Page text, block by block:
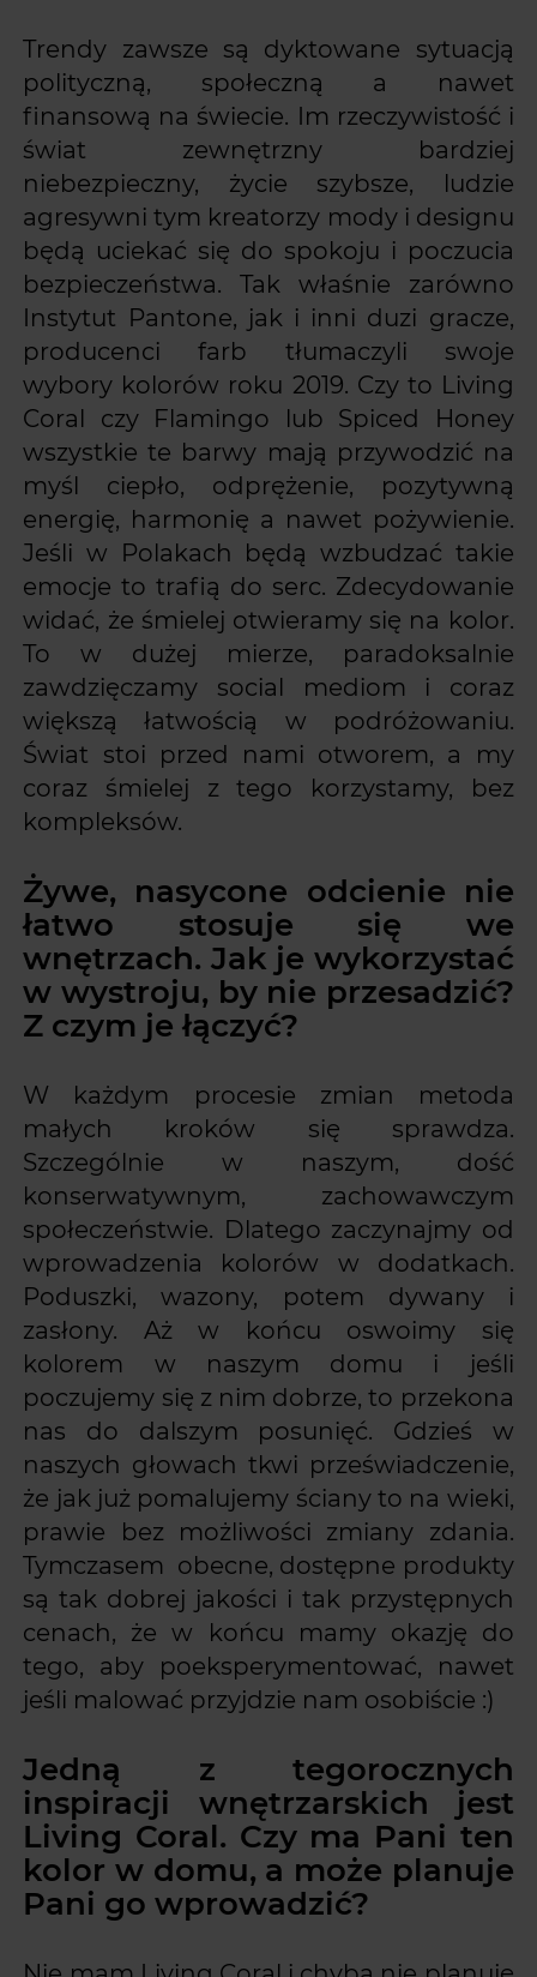
Trendy zawsze są dyktowane sytuacją
polityczną, społeczną a nawet
finansową na świecie. Im rzeczywistość i
świat zewnętrzny bardziej
niebezpieczny, życie szybsze, ludzie
agresywni tym kreatorzy mody i designu
będą uciekać się do spokoju i poczucia
bezpieczeństwa. Tak właśnie zarówno
Instytut Pantone, jak i inni duzi gracze,
producenci farb tłumaczyli swoje
wybory kolorów roku 2019. Czy to Living
Coral czy Flamingo lub Spiced Honey
wszystkie te barwy mają przywodzić na
myśl ciepło, odprężenie, pozytywną
energię, harmonię a nawet pożywienie.
Jeśli w Polakach będą wzbudzać takie
emocje to trafią do serc. Zdecydowanie
widać, że śmielej otwieramy się na kolor.
To w dużej mierze, paradoksalnie
zawdzięczamy social mediom i coraz
większą łatwością w podróżowaniu.
Świat stoi przed nami otworem, a my
coraz śmielej z tego korzystamy, bez
kompleksów.
Żywe, nasycone odcienie nie
łatwo stosuje się we
wnętrzach. Jak je wykorzystać
w wystroju, by nie przesadzić?
Z czym je łączyć?
W każdym procesie zmian metoda
małych kroków się sprawdza.
Szczególnie w naszym, dość
konserwatywnym, zachowawczym
społeczeństwie. Dlatego zaczynajmy od
wprowadzenia kolorów w dodatkach.
Poduszki, wazony, potem dywany i
zasłony. Aż w końcu oswoimy się
kolorem w naszym domu i jeśli
poczujemy się z nim dobrze, to przekona
nas do dalszym posunięć. Gdzieś w
naszych głowach tkwi przeświadczenie,
że jak już pomalujemy ściany to na wieki,
prawie bez możliwości zmiany zdania.
Tymczasem obecne, dostępne produkty
są tak dobrej jakości i tak przystępnych
cenach, że w końcu mamy okazję do
tego, aby poeksperymentować, nawet
jeśli malować przyjdzie nam osobiście :)
Jedną z tegorocznych
inspiracji wnętrzarskich jest
Living Coral. Czy ma Pani ten
kolor w domu, a może planuje
Pani go wprowadzić?